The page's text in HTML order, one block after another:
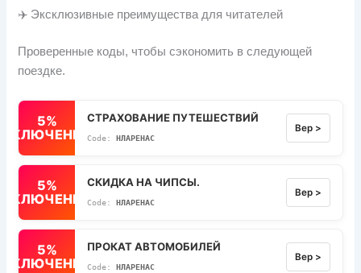
✈️ Эксклюзивные преимущества для читателей
Проверенные коды, чтобы сэкономить в следующей
поездке.
5%
СТРАХОВАНИЕ ПУТЕШЕСТВИЙ
НЛАРЕНАС
Вер >
5%
СКИДКА НА ЧИПСЫ.
НЛАРЕНАС
Вер >
5%
ПРОКАТ АВТОМОБИЛЕЙ
НЛАРЕНАС
Вер >